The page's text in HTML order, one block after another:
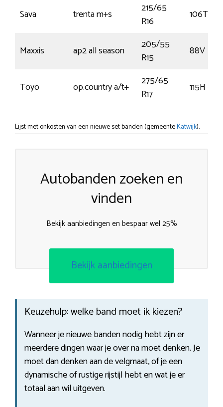
Sava trenta m+s
215/65
R16
106T
Maxxis ap2 all season
205/55
R15
88V
Toyo op.country a/t+
275/65
R17
115H
Lijst met onkosten van een nieuwe set banden (gemeenteKatwijk).
Autobanden zoeken en
vinden
Bekijk aanbiedingen en bespaar wel 25%
Bekijk aanbiedingen
Keuzehulp: welke band moet ik kiezen?
Wanneer je nieuwe banden nodig hebt zijn er
meerdere dingen waar je over na moet denken. Je
moet dan denken aan de velgmaat, of je een
dynamische of rustige rijstijl hebt en wat je er
totaal aan wil uitgeven.